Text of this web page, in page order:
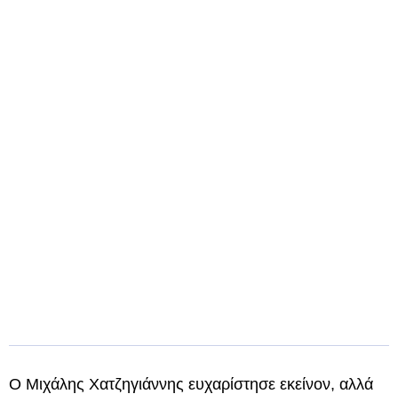
Ο Μιχάλης Χατζηγιάννης ευχαρίστησε εκείνον, αλλά